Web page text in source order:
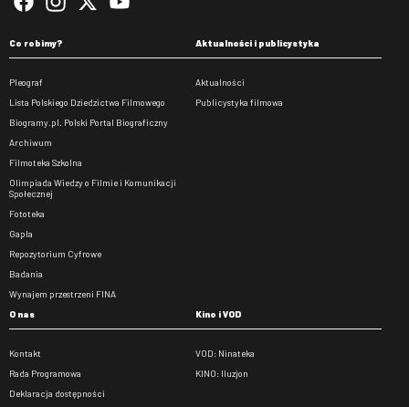
Co robimy?
Pleograf
Lista Polskiego Dziedzictwa Filmowego
Biogramy.pl. Polski Portal Biograficzny
Archiwum
Filmoteka Szkolna
Olimpiada Wiedzy o Filmie i Komunikacji
Społecznej
Fototeka
Gapla
Repozytorium Cyfrowe
Badania
Wynajem przestrzeni FINA
Aktualności i publicystyka
Aktualności
Publicystyka filmowa
O nas
Kontakt
Rada Programowa
Deklaracja dostępności
Kino i VOD
VOD: Ninateka
KINO: Iluzjon